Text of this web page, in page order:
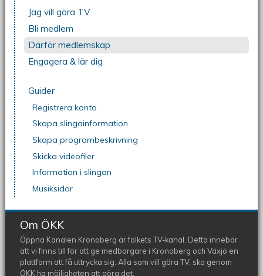
Jag vill göra TV
Bli medlem
Därför medlemskap
Engagera & lär dig
Guider
Registrera konto
Skapa slingainformation
Skapa programbeskrivning
Skicka videofiler
Information i slingan
Musiksidor
Om ÖKK
Öppna Kanalen Kronoberg är folkets TV-kanal. Detta innebär
att vi finns till för att ge medborgare i Kronoberg och Växjö en
plattform att få uttrycka sig. Alla som vill göra TV, ska genom
ÖKK ha möjligheten att göra det.